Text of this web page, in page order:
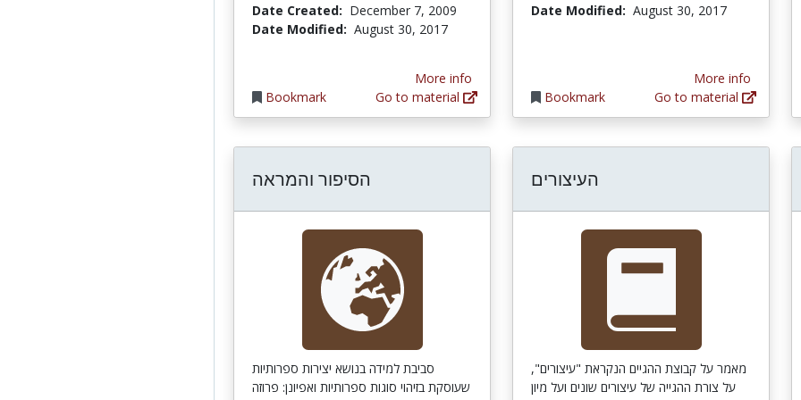
Date Created: December 7, 2009
Date Modified: August 30, 2017
Bookmark
More info
Go to material
Date Modified: August 30, 2017
Bookmark
More info
Go to material
הסיפור והמראה
סביבת למידה בנושא יצירות ספרותיות
שעוסקת בזיהוי סוגות ספרותיות ואפיונן: פרוזה
העיצורים
מאמר על קבוצת ההגיים הנקראת "עיצורים",
על צורת ההגייה של עיצורים שונים ועל מיון